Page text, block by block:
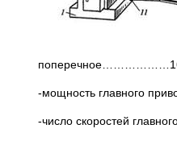
-мощность главного
-число скоростей